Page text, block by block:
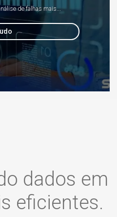
de falhas mais...
dados em
eficientes.